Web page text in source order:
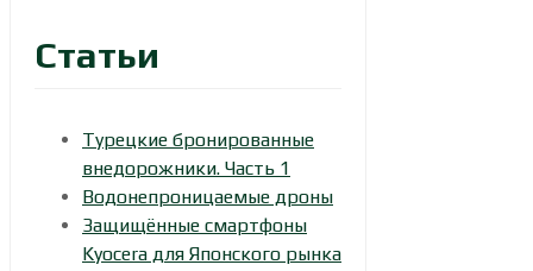
Статьи
Турецкие бронированные
внедорожники. Часть 1
Водонепроницаемые дроны
Защищённые смартфоны
Kyocera для Японского рынка